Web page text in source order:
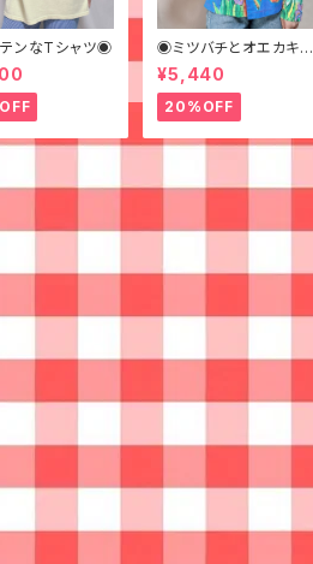
ンなTシャツ◉
◉ミツバチとオエカキス
ルカラフルペイントなジ
ャケット◉
¥5,440
20%OFF